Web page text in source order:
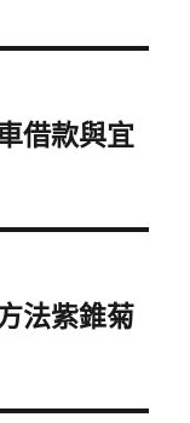
借款與宜
法紫錐菊